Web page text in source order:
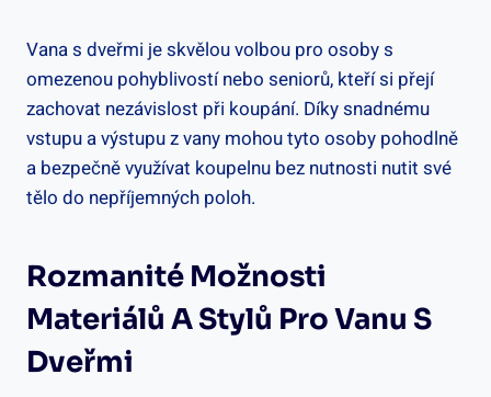
Vana s dveřmi je skvělou volbou pro osoby s
omezenou pohyblivostí nebo seniorů, kteří si přejí
zachovat nezávislost při koupání. Díky snadnému
vstupu a výstupu z vany mohou tyto osoby pohodlně
a bezpečně využívat koupelnu bez nutnosti nutit své
tělo do nepříjemných poloh.
Rozmanité Možnosti
Materiálů A Stylů Pro Vanu S
Dveřmi